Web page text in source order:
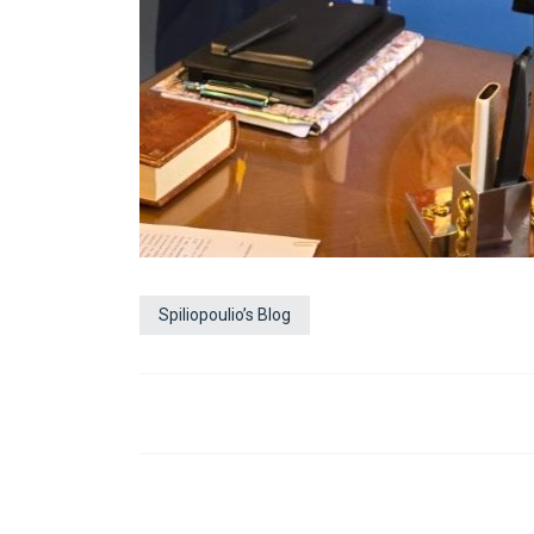
Spiliopoulio’s Blog